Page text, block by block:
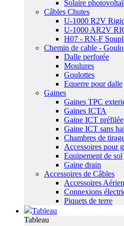
Solaire
Câbles Chutes
U-1000 R2V
U-1000 AR2V
H07 - RN-F
Chemin de cable -
Dalle perforée
Moulures
Goulottes
Equerre pour dalle
Gaines
Gaines TPC
Gaines ICTA
Gaine ICT préfilée
Gaine ICT sans
Chambres de
Accessoires pour
Equipement de sol
Gaine drain
Accessoires de Câbles
Accessoires
Connexions
Piquets de terre
Tableau
Tableau